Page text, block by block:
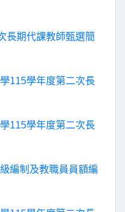
長期代課教師甄選簡
115學年度第二次長
115學年度第二次長
編制及教職員員額編